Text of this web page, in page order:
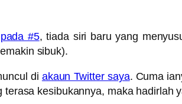
pada #5, tiada siri baru yang
sibuk).
di akaun Twitter saya. Cuma
kesibukannya, maka hadirlah